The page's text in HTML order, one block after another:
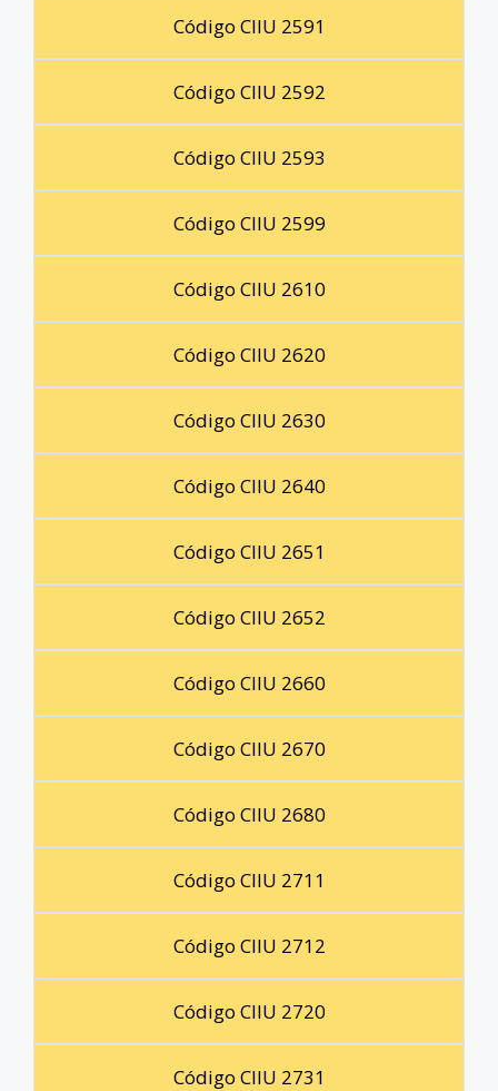
Código CIIU 2591
Código CIIU 2592
Código CIIU 2593
Código CIIU 2599
Código CIIU 2610
Código CIIU 2620
Código CIIU 2630
Código CIIU 2640
Código CIIU 2651
Código CIIU 2652
Código CIIU 2660
Código CIIU 2670
Código CIIU 2680
Código CIIU 2711
Código CIIU 2712
Código CIIU 2720
Código CIIU 2731